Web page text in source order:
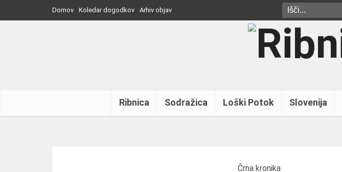
Domov Koledar dogodkov Arhiv objav
Ribnica Sodražica Loški Potok Slovenija
Črna kronika